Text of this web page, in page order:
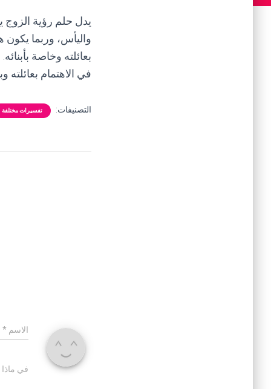
يدل حلم رؤية الزوج
واليأس، وربما يكون
بعائلته وخاصة
في الاهتمام بعائلته
التصنيفات: تفسيرات مختلفة
الاسم *
في